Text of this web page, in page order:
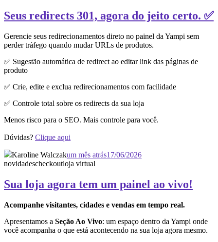
Seus redirects 301, agora do jeito certo. ✅
Gerencie seus redirecionamentos direto no painel da Yampi sem
perder tráfego quando mudar URLs de produtos.
✅ Sugestão automática de redirect ao editar link das páginas de
produto
✅ Crie, edite e exclua redirecionamentos com facilidade
✅ Controle total sobre os redirects da sua loja
Menos risco para o SEO. Mais controle para você.
Dúvidas? Clique aqui
Karoline Walczakum mês atrás17/06/2026
novidadescheckoutloja virtual
Sua loja agora tem um painel ao vivo!
Acompanhe visitantes, cidades e vendas em tempo real.
Apresentamos a Seção Ao Vivo: um espaço dentro da Yampi onde
você acompanha o que está acontecendo na sua loja agora mesmo.